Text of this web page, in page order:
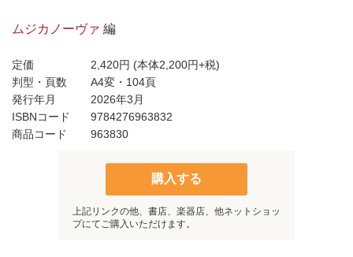
ムジカノーヴァ 編
定価 2,420円 (本体2,200円+税)
判型・頁数
A4変・104頁
発行年月
2026年3月
ISBNコード
9784276963832
商品コード
963830
購入する
上記リンクの他、書店、楽器店、他ネットショッ
プにてご購入いただけます。